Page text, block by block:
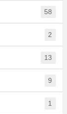
58
2
13
9
1